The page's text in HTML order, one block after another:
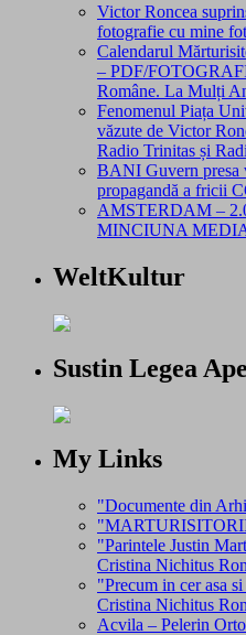
Victor Roncea
fotografie cu mine
Calendarul
– PDF/
Române. La Mulți
Fenomenul Piața
văzute de Victor
Radio Trinitas și
BANI Guvern presa
propagandă a fricii
AMSTERDAM –
MINCIUNA
WeltKultur
Sustin Legea
My Links
"Documente din
"Parintele Justin
Cristina Nichitus
"Precum in cer asa
Cristina Nichitus
Acvila – Pelerin